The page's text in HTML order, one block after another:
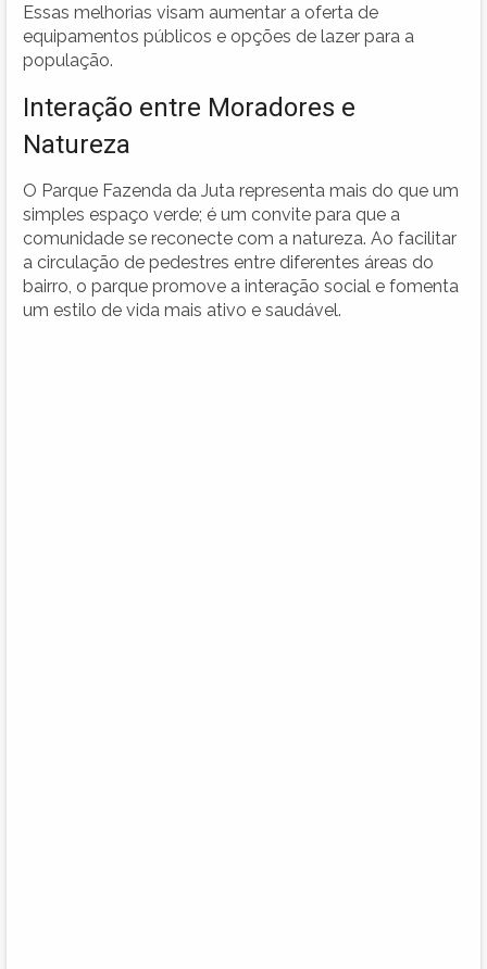
Essas melhorias visam aumentar a oferta de
equipamentos públicos e opções de lazer para a
população.
Interação entre Moradores e
Natureza
O Parque Fazenda da Juta representa mais do que um
simples espaço verde; é um convite para que a
comunidade se reconecte com a natureza. Ao facilitar
a circulação de pedestres entre diferentes áreas do
bairro, o parque promove a interação social e fomenta
um estilo de vida mais ativo e saudável.